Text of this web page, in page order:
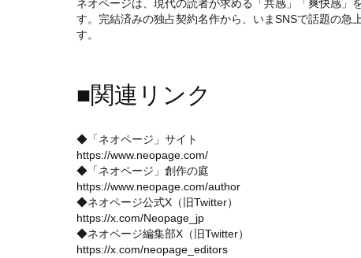
ネオページは、現代の読者が求める「共感」「爽快感
す。完結済みの独占契約名作から、いまSNSで話題の急
す。
■関連リンク
◆「ネオページ」サイト
https://www.neopage.com/
◆「ネオページ」創作の庭
https://www.neopage.com/author
◆ネオページ公式X（旧Twitter）
https://x.com/Neopage_jp
◆ネオページ編集部X（旧Twitter）
https://x.com/neopage_editors